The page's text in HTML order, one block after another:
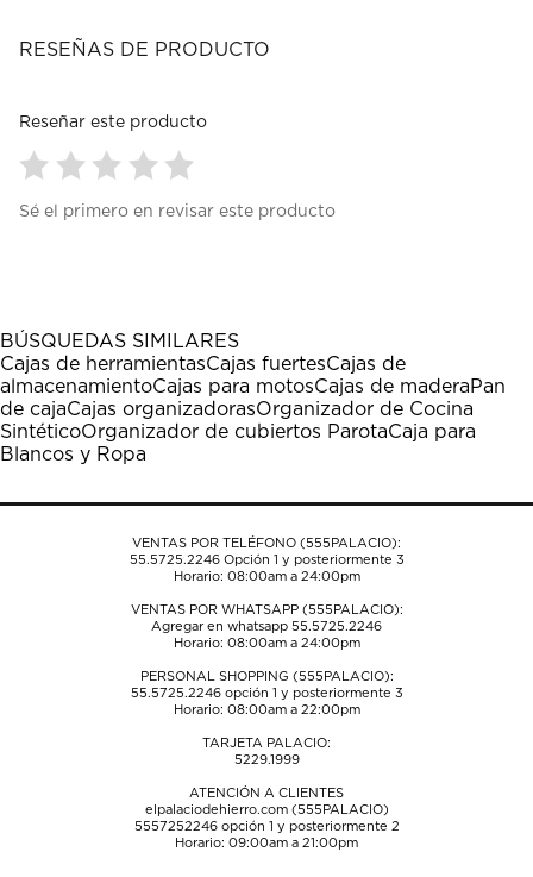
RESEÑAS DE PRODUCTO
Reseñar este producto
para
1
estrella
Esta
acción
abrirá
el
formulario
envío.
para
estrellas.
Esta
acción
abrirá
el
formulario
envío.
para
estrellas.
Esta
acción
abrirá
el
formulario
envío.
para
estrellas.
Esta
acción
abrirá
el
formulario
envío.
para
estrellas.
Esta
acción
abrirá
el
envío.
Sé el primero en revisar este producto
BÚSQUEDAS SIMILARES
Cajas de herramientasCajas fuertesCajas de
almacenamientoCajas para motosCajas de maderaPan
de cajaCajas organizadorasOrganizador de Cocina
SintéticoOrganizador de cubiertos ParotaCaja para
Blancos y Ropa
VENTAS POR TELÉFONO (555PALACIO):
55.5725.2246Opción 1 y posteriormente 3
Horario: 08:00am a 24:00pm
VENTAS POR WHATSAPP (555PALACIO):
Agregar en whatsapp 55.5725.2246
Horario: 08:00am a 24:00pm
PERSONAL SHOPPING (555PALACIO):
55.5725.2246opción 1 y posteriormente 3
Horario: 08:00am a 22:00pm
TARJETA PALACIO:
5229.1999
ATENCIÓN A CLIENTES
elpalaciodehierro.com (555PALACIO)
5557252246opción 1 y posteriormente 2
Horario: 09:00am a 21:00pm